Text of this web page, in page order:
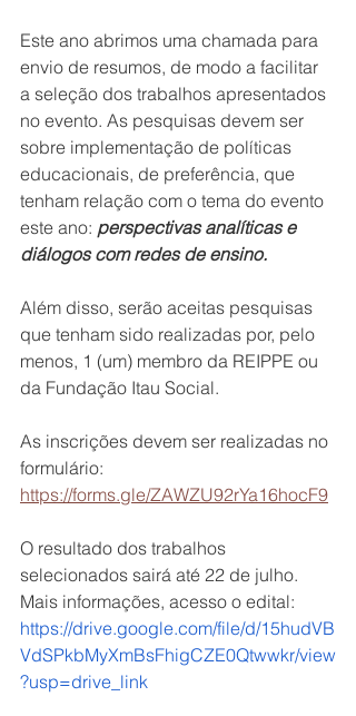
Este ano abrimos uma chamada para
envio de resumos, de modo a facilitar
a seleção dos trabalhos apresentados
no evento. As pesquisas devem ser
sobre implementação de políticas
educacionais, de preferência, que
tenham relação com o tema do evento
este ano: perspectivas analíticas e
diálogos com redes de ensino.
Além disso, serão aceitas pesquisas
que tenham sido realizadas por, pelo
menos, 1 (um) membro da REIPPE ou
da Fundação Itau Social.
As inscrições devem ser realizadas no
formulário:
https://forms.gle/ZAWZU92rYa16hocF9
O resultado dos trabalhos
selecionados sairá até 22 de julho.
Mais informações, acesso o edital:
https://drive.google.com/file/d/15hudVB
VdSPkbMyXmBsFhigCZE0Qtwwkr/view
?usp=drive_link